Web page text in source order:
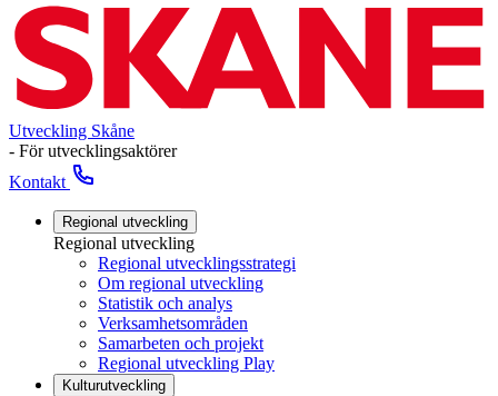
Utveckling Skåne
- För utvecklingsaktörer
Kontakt
Regional utveckling
Regional utveckling
Regional utvecklingsstrategi
Om regional utveckling
Statistik och analys
Verksamhetsområden
Samarbeten och projekt
Regional utveckling Play
Kulturutveckling